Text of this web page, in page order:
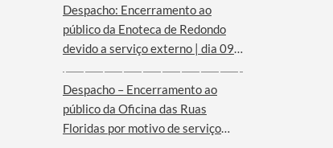
Despacho: Encerramento ao
público da Enoteca de Redondo
devido a serviço externo | dia 09
Despacho – Encerramento ao
público da Oficina das Ruas
Floridas por motivo de serviço